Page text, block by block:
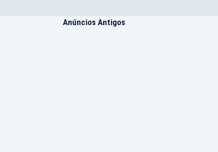
Anúncios Antigos